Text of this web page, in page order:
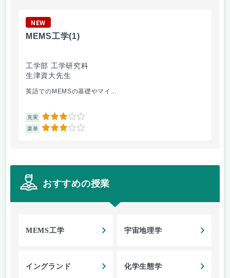
NEW
MEMS工学(1)
工学部 工学研究科
生津資大先生
英語でのMEMSの基礎やマイ...
充実 3
楽単 3
おすすめの授業
MEMS工学 宇宙地理学
イングランド 化学生態学